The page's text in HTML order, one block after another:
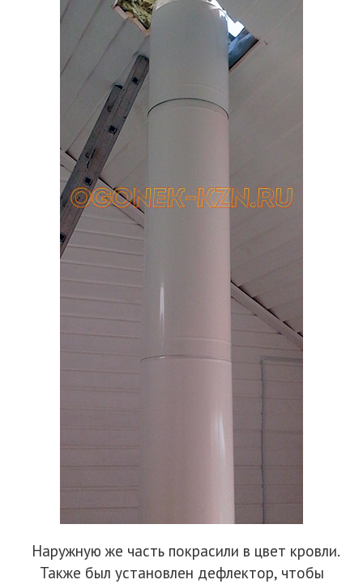
Наружную же часть покрасили в цвет кровли.
Также был установлен дефлектор, чтобы